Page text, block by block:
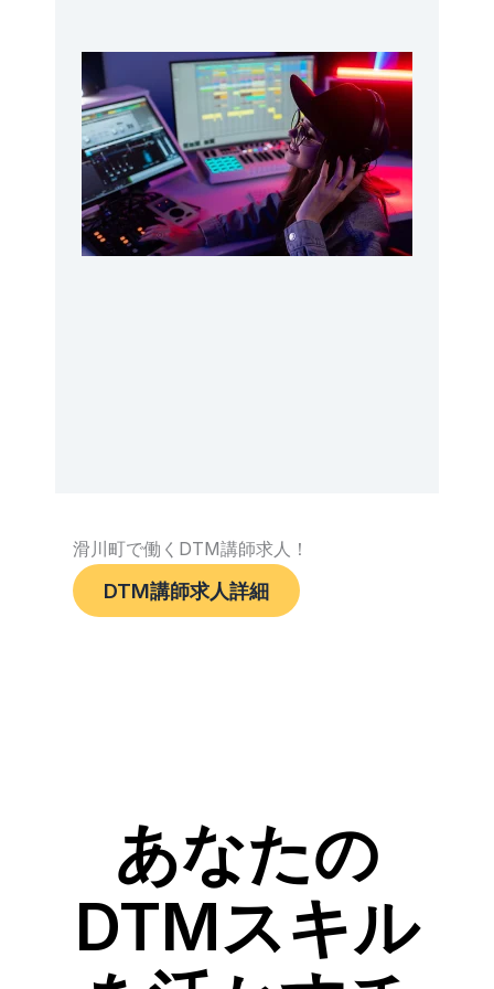
滑川町で働くDTM講師求人！
DTM講師求人詳細
あなたの
DTMスキル